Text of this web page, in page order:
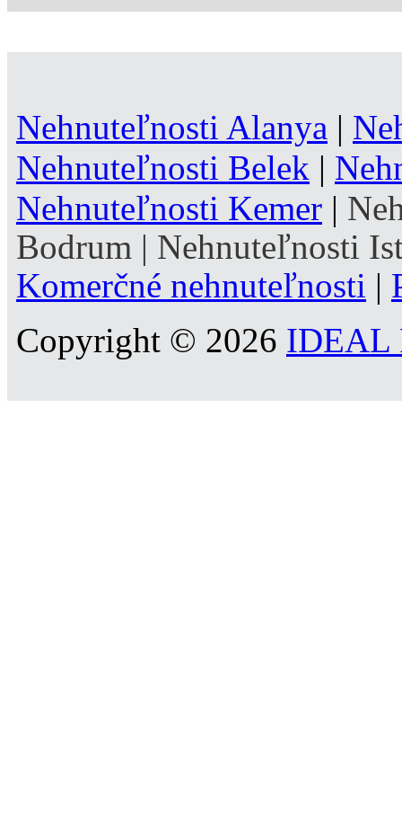
Nehnuteľnosti Alanya |
Nehnuteľnosti Belek |
Nehnuteľnosti Kemer |
Bodrum | Nehnuteľnosti
Komerčné nehnuteľnosti |
Copyright © 2026 IDEAL